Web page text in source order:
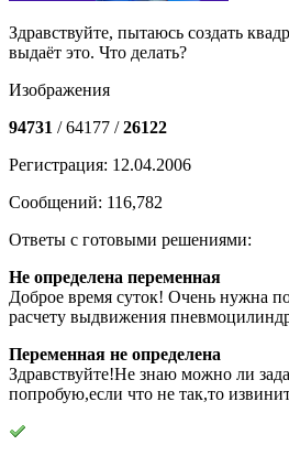
Здравствуйте, пытаюсь создать
выдаёт это. Что делать?
Изображения
94731 / 64177 /26122
Регистрация: 12.04.2006
Сообщений: 116,782
Ответы с готовыми решениями:
Не определена переменная
Доброе время суток! Очень нужна
расчету выдвижения
Переменная не определена
Здравствуйте!Не знаю можно ли
попробую,если что не так,то